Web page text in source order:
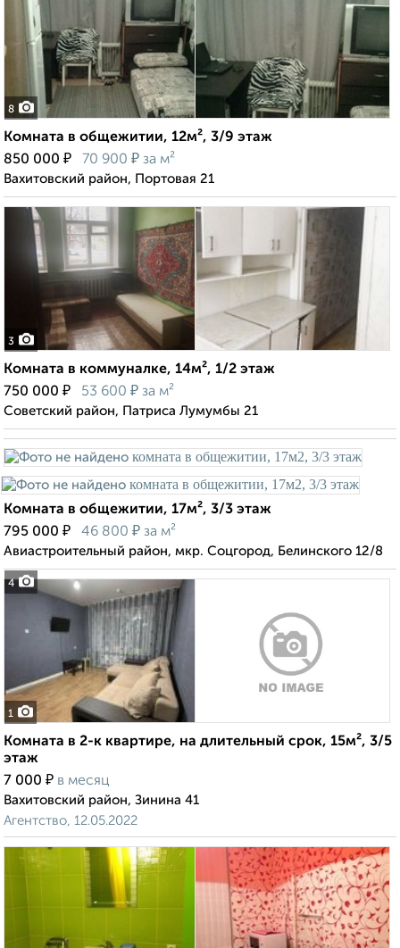
8
Комната в общежитии, 12м², 3/9 этаж
850 000 ₽ 70 900 ₽ за м²
Вахитовский район, Портовая 21
3
Комната в коммуналке, 14м², 1/2 этаж
750 000 ₽ 53 600 ₽ за м²
Советский район, Патриса Лумумбы 21
4
Комната в общежитии, 17м², 3/3 этаж
795 000 ₽ 46 800 ₽ за м²
Авиастроительный район, мкр. Соцгород, Белинского 12/8
1
Комната в 2-к квартире, на длительный срок, 15м², 3/5
этаж
7 000 ₽ в месяц
Вахитовский район, Зинина 41
Агентство, 12.05.2022